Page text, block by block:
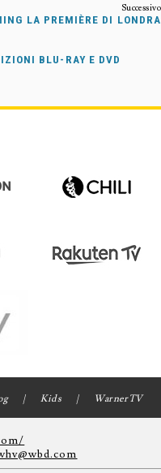
LA PREMIÈRE DI LONDRA
BLU-RAY E DVD
Kids WarnerTV